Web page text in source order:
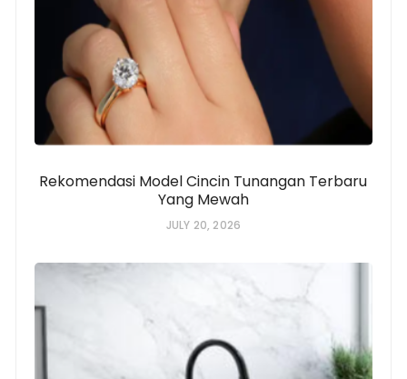
Rekomendasi Model Cincin Tunangan Terbaru
Yang Mewah
JULY 20, 2026